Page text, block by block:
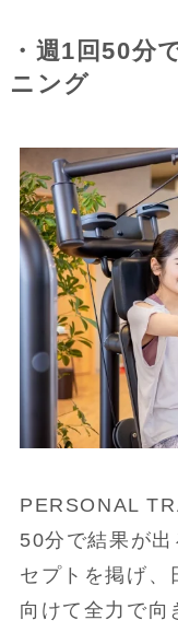
・週1回50分
ニング
PERSONAL
50分で結果が
セプトを掲げ、
向けて全力で向